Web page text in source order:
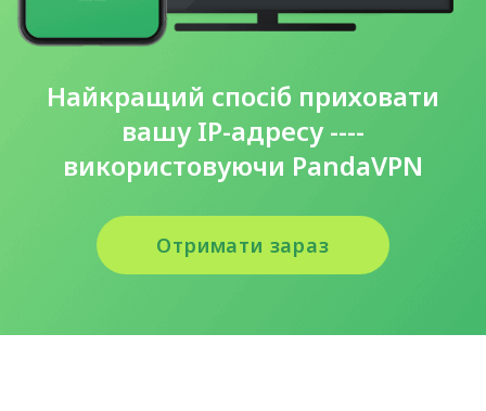
Найкращий спосіб приховати
вашу IP-адресу ----
використовуючи PandaVPN
Отримати зараз